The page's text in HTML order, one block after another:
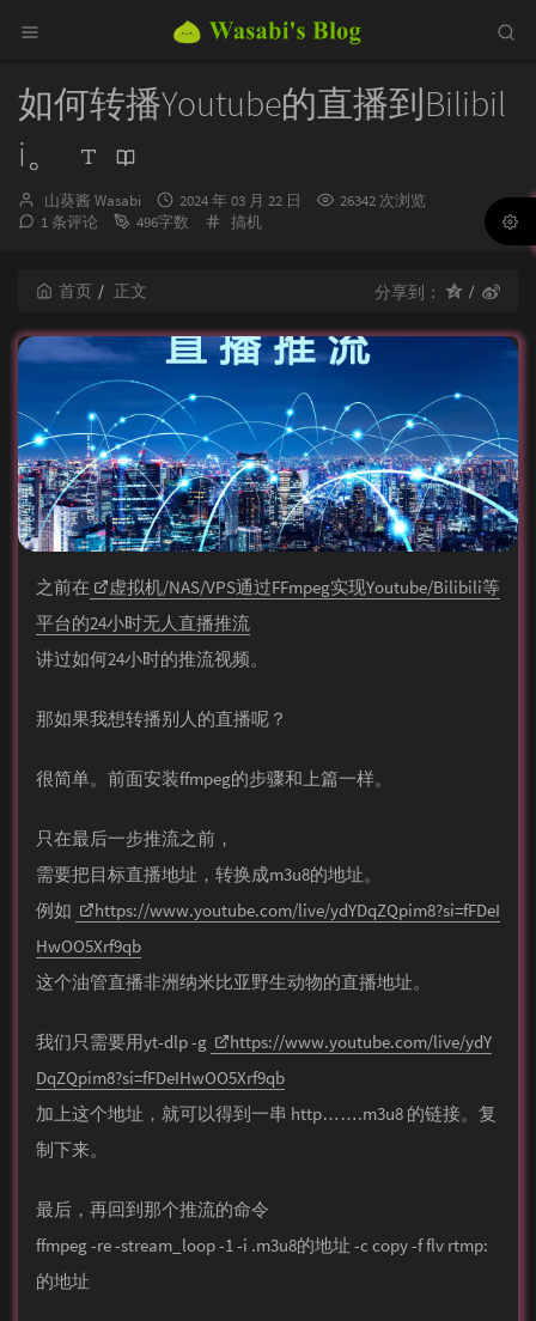
如何转播Youtube的直播到Bilibil
i。
博
主：
山葵酱 Wasabi
发
布
2024 年 03 月 22 日
26342 次浏览
1 条评论
496字数
分
搞机
首页 正文 分享到：
之前在
虚拟机/NAS/VPS通过FFmpeg实现Youtube/Bilibili等
平台的24小时无人直播推流
讲过如何24小时的推流视频。
那如果我想转播别人的直播呢？
很简单。前面安装ffmpeg的步骤和上篇一样。
只在最后一步推流之前，
需要把目标直播地址，转换成m3u8的地址。
例如
https://www.youtube.com/live/ydYDqZQpim8?si=fFDeI
HwOO5Xrf9qb
这个油管直播非洲纳米比亚野生动物的直播地址。
我们只需要用yt-dlp -g
https://www.youtube.com/live/ydY
DqZQpim8?si=fFDeIHwOO5Xrf9qb
加上这个地址，就可以得到一串 http…….m3u8 的链接。复
制下来。
最后，再回到那个推流的命令
ffmpeg -re -stream_loop -1 -i .m3u8的地址 -c copy -f flv rtmp:
的地址